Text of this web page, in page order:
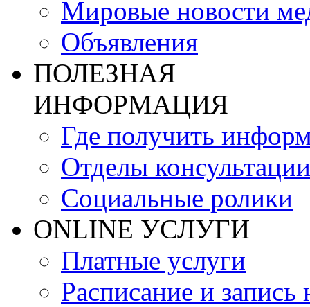
Мировые новости
Объявления
ПОЛЕЗНАЯ
ИНФОРМАЦИЯ
Где получить
Отделы консультации
Социальные ролики
ONLINE УСЛУГИ
Платные услуги
Расписание и запись